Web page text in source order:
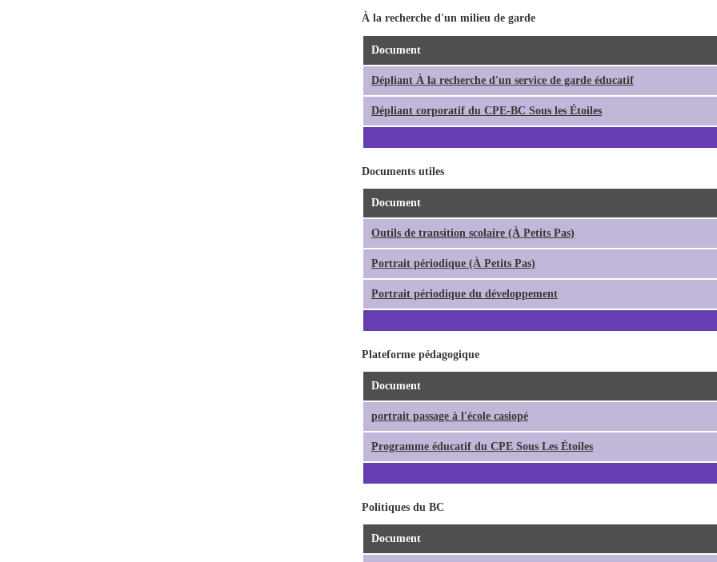
À la recherche d'un milieu de garde
Document
Dépliant À la recherche d'un service de garde éducatif
Dépliant corporatif du CPE-BC Sous les Étoiles
Documents utiles
Document
Outils de transition scolaire (À Petits Pas)
Portrait périodique (À Petits Pas)
Portrait périodique du développement
Plateforme pédagogique
Document
portrait passage à l'école casiopé
Programme éducatif du CPE Sous Les Étoiles
Politiques du BC
Document